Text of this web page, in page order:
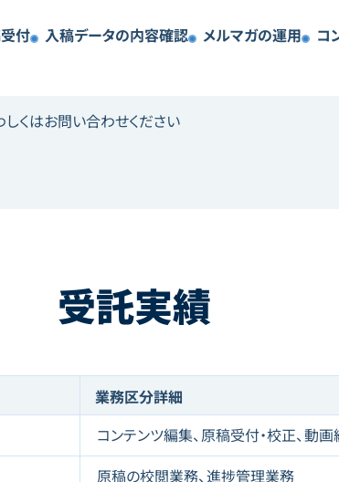
付 入稿データの内容確認 メルマガの運用​
コ
くはお問い合わせください
受託実績
業務区分詳細
コンテンツ編集、原稿受付・校正、動画
原稿の校閲業務、進捗管理業務